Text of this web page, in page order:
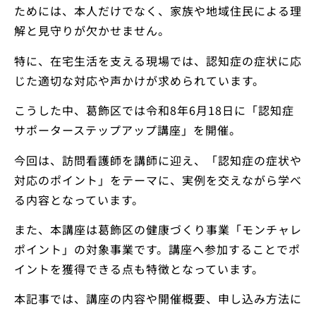
ためには、本人だけでなく、家族や地域住民による理
解と見守りが欠かせません。
特に、在宅生活を支える現場では、認知症の症状に応
じた適切な対応や声かけが求められています。
こうした中、葛飾区では令和8年6月18日に「認知症
サポーターステップアップ講座」を開催。
今回は、訪問看護師を講師に迎え、「認知症の症状や
対応のポイント」をテーマに、実例を交えながら学べ
る内容となっています。
また、本講座は葛飾区の健康づくり事業「モンチャレ
ポイント」の対象事業です。講座へ参加することでポ
イントを獲得できる点も特徴となっています。
本記事では、講座の内容や開催概要、申し込み方法に